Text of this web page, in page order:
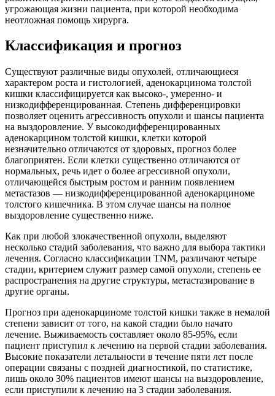
угрожающая жизни пациента, при которой необходима
неотложная помощь хирурга.
Классификация и прогноз
Существуют различные виды опухолей, отличающиеся
характером роста и гистологией, аденокарцинома толстой
кишки классифицируется как высоко-, умеренно- и
низкодифференцированная. Степень дифференцировки
позволяет оценить агрессивность опухоли и шансы пациента
на выздоровление. У высокодифференцированных
аденокарцином толстой кишки, клетки которой
незначительно отличаются от здоровых, прогноз более
благоприятен. Если клетки существенно отличаются от
нормальных, речь идет о более агрессивной опухоли,
отличающейся быстрым ростом и ранним появлением
метастазов — низкодифференцированной аденокарциноме
толстого кишечника. В этом случае шансы на полное
выздоровление существенно ниже.
Как при любой злокачественной опухоли, выделяют
несколько стадий заболевания, что важно для выбора тактики
лечения. Согласно классификации TNM, различают четыре
стадии, критерием служит размер самой опухоли, степень ее
распространения на другие структуры, метастазирование в
другие органы.
Прогноз при аденокарциноме толстой кишки также в немалой
степени зависит от того, на какой стадии было начато
лечение. Выживаемость составляет около 85-95%, если
пациент приступил к лечению на первой стадии заболевания.
Высокие показатели летальности в течение пяти лет после
операции связаны с поздней диагностикой, по статистике,
лишь около 30% пациентов имеют шансы на выздоровление,
если приступили к лечению на 3 стадии заболевания.